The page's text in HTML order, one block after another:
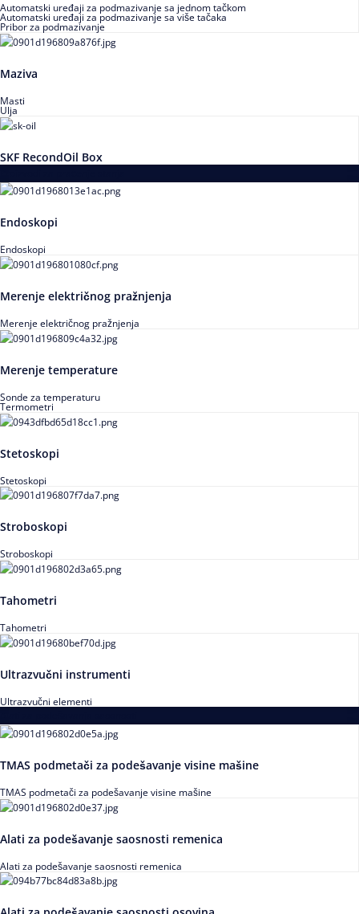
Automatski uređaji za podmazivanje sa jednom tačkom
Automatski uređaji za podmazivanje sa više tačaka
Pribor za podmazivanje
Maziva
Masti
Ulja
SKF RecondOil Box
Endoskopi
Endoskopi
Merenje električnog pražnjenja
Merenje električnog pražnjenja
Merenje temperature
Sonde za temperaturu
Termometri
Stetoskopi
Stetoskopi
Stroboskopi
Stroboskopi
Tahometri
Tahometri
Ultrazvučni instrumenti
Ultrazvučni elementi
TMAS podmetači za podešavanje visine mašine
TMAS podmetači za podešavanje visine mašine
Alati za podešavanje saosnosti remenica
Alati za podešavanje saosnosti remenica